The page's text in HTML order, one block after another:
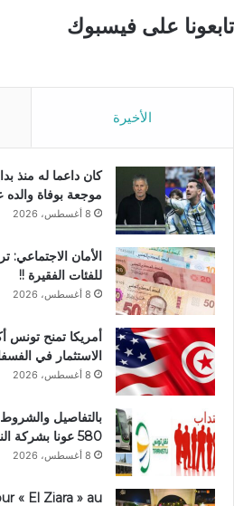
تابعونا على فيسبوك
الأخيرة
كان داعما له منذ
موجعة بوفاة والده عن 68
8 أغسطس، 2026
الأمان الاجتماعي:
للفئات الفقيرة !!
8 أغسطس، 2026
الاستثمار في
8 أغسطس، 2026
بالتفاصيل
580 عونا بشركة النقل بتونس !!
8 أغسطس، 2026
« El Ziara » au